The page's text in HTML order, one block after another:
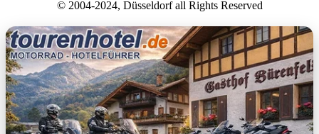
© 2004-2024, Düsseldorf all Rights Reserved